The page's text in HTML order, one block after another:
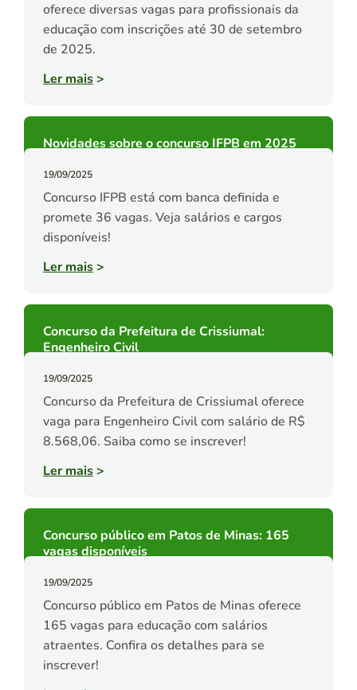
oferece diversas vagas para profissionais da
educação com inscrições até 30 de setembro
de 2025.
Ler mais>
Novidades sobre o concurso IFPB em 2025
19/09/2025
Concurso IFPB está com banca definida e
promete 36 vagas. Veja salários e cargos
disponíveis!
Ler mais>
Concurso da Prefeitura de Crissiumal:
Engenheiro Civil
19/09/2025
Concurso da Prefeitura de Crissiumal oferece
vaga para Engenheiro Civil com salário de R$
8.568,06. Saiba como se inscrever!
Ler mais>
Concurso público em Patos de Minas: 165
vagas disponíveis
19/09/2025
Concurso público em Patos de Minas oferece
165 vagas para educação com salários
atraentes. Confira os detalhes para se
inscrever!